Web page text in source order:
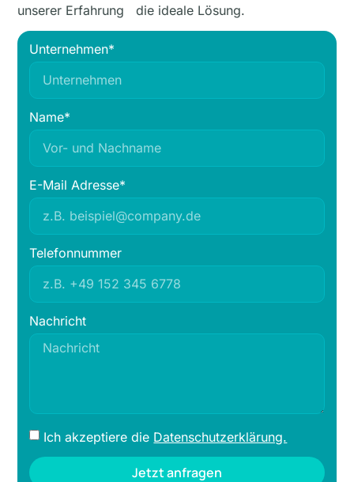
unserer Erfahrung die ideale Lösung.
Unternehmen*
Name*
E-Mail Adresse*
Telefonnummer
Nachricht
Ich akzeptiere die Datenschutzerklärung.
Jetzt anfragen